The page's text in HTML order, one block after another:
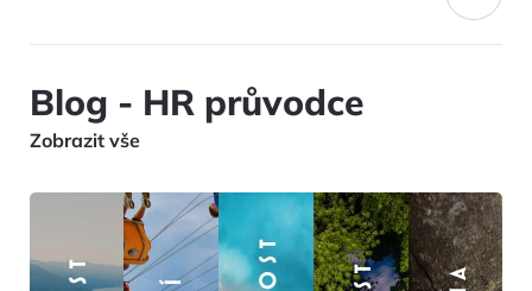
Blog - HR průvodce
Zobrazit vše